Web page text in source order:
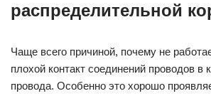
распределительной
Чаще всего причиной, почему не
плохой контакт соединений проводов в
провода. Особенно это хорошо